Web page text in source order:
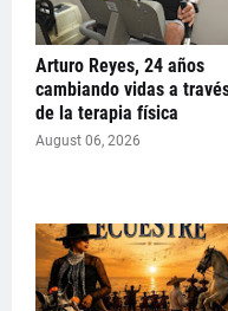
Arturo Reyes, 24 años
cambiando vidas a
de la terapia física
August 06, 2026